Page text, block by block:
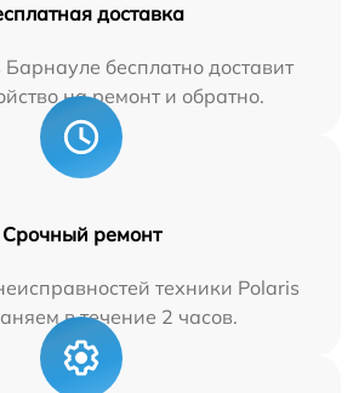
доставка
бесплатно доставит
на ремонт и обратно.
Срочный ремонт
техники Polaris
в течение 2 часов.